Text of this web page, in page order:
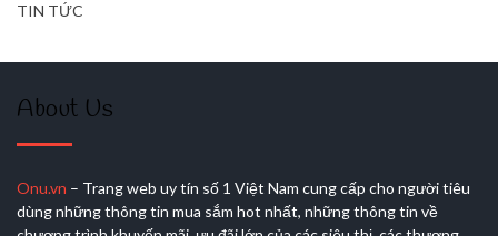
TIN TỨC
About Us
Onu.vn – Trang web uy tín số 1 Việt Nam cung cấp cho người tiêu
dùng những thông tin mua sắm hot nhất, những thông tin về